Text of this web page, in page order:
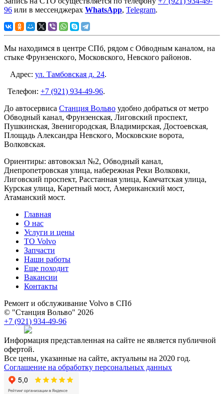
96 или в мессенджерах WhatsApp, Telegram.
Мы находимся в центре СПб, рядом с Обводным каналом, на
стыке Фрунзенского, Московского, Невского районов.
Адрес: ул. Тамбовская д. 24.
Телефон: +7 (921) 934-49-96.
До автосервиса Станция Вольво удобно добраться от метро
Обводный канал, Фрунзенская, Лиговский проспект,
Пушкинская, Звенигородская, Владимирская, Достоевская,
Площадь Александра Невского, Московские ворота,
Волковская.
Ориентиры: автовокзал №2, Обводный канал,
Днепропетровская улица, набережная Реки Волковки,
Лиговский проспект, Расстанная улица, Камчатская улица,
Курская улица, Каретный мост, Американский мост,
Атаманский мост.
Главная
О нас
Услуги и цены
TO Volvo
Запчасти
Наши работы
Еще походит
Вакансии
Контакты
Ремонт и обслуживание Volvo в СПб
© "Станция Вольво" 2026
+7 (921) 934-49-96
Информация представленная на сайте не является публичной
офертой.
Все цены, указанные на сайте, актуальны на 2020 год.
Соглашение на обработку персональных данных